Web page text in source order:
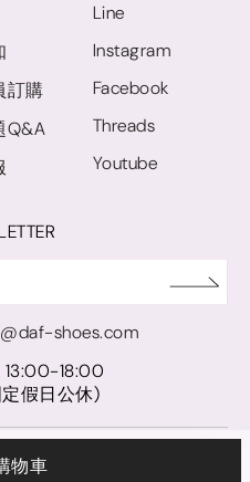
物車
訂購
Q&A
Line
Instagram
Facebook
Threads
Youtube
shoes.com
18:00
假日公休)
限公司｜統一編號 27921248